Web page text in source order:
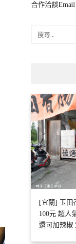
合作洽談
[宜蘭] 玉田
100元 超人
還可加辣椒